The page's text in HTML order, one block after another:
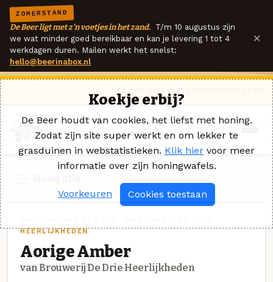
ZOMERSTAND
De Beer ligt met z'n voetjes in het zand. T/m 10 augustus zijn
we wat minder goed bereikbaar en kan je levering 1 tot 4
werkdagen duren. Mailen werkt het snelst:
hello@beerinabox.nl
×
HEERLIJKHEDEN
Aorige Amber
van Brouwerij De Drie Heerlijkheden
Koekje erbij?
De Beer houdt van cookies, het liefst met honing.
Zodat zijn site super werkt en om lekker te
grasduinen in webstatistieken. Klik hier voor meer
informatie over zijn honingwafels.
Voorkeuren Cookies toestaan